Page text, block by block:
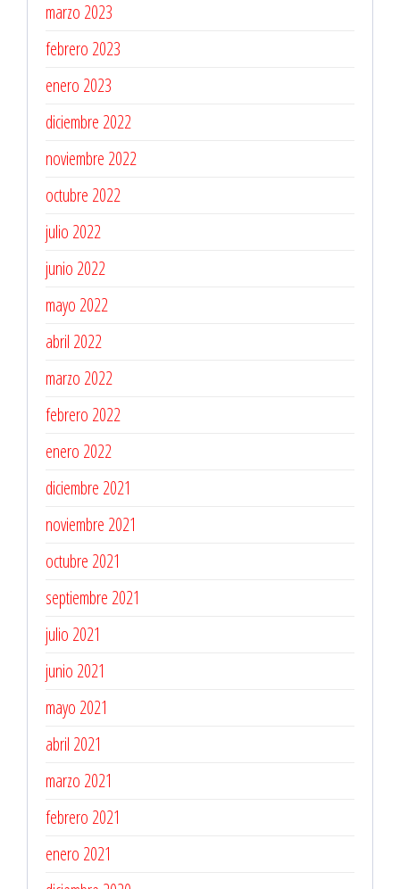
marzo 2023
febrero 2023
enero 2023
diciembre 2022
noviembre 2022
octubre 2022
julio 2022
junio 2022
mayo 2022
abril 2022
marzo 2022
febrero 2022
enero 2022
diciembre 2021
noviembre 2021
octubre 2021
septiembre 2021
julio 2021
junio 2021
mayo 2021
abril 2021
marzo 2021
febrero 2021
enero 2021